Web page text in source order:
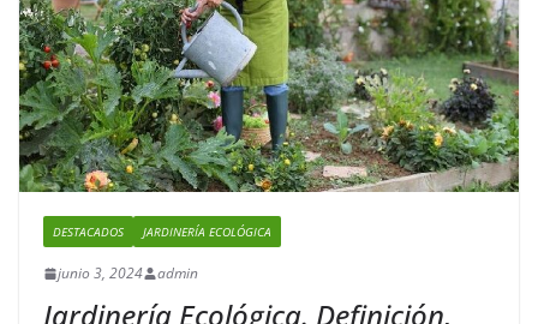
DESTACADOS JARDINERÍA ECOLÓGICA
junio 3, 2024 admin
Jardinería Ecológica. Definición,